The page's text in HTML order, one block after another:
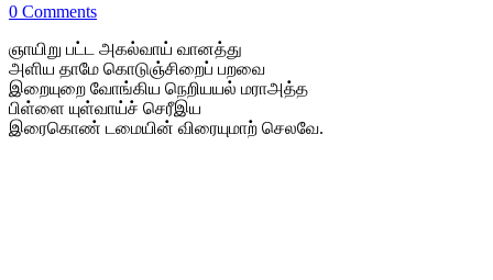
0 Comments
ஞாயிறு பட்ட அகல்வாய் வானத்து
அளிய தாமே கொடுஞ்சிறைப் பறவை
இறையுறை வோங்கிய நெறியயல் மராஅத்த
பிள்ளை யுள்வாய்ச் செரீஇய
இரைகொண் டமையின் விரையுமாற் செலவே.